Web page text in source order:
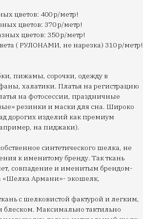
цветов: 400 р/метр!
цветов: 370 р/метр!
цветов: 350 р/метр!
( РУЛОНАМИ, не нарезка) 310 р/метр!
пижамы, сорочки, одежду в
халатики. Платья на регистрацию
на фотосессии, праздничные
резинки и маски для сна. Широко
дорогих изделий как премиум
на пиджаки).
синтетического шелка, не
к именитому бренду. Так ткань
совпадение и именитым брендом-
Армани»- экошелк,
с шелковистой фактурой и легким,
Максимально тактильно